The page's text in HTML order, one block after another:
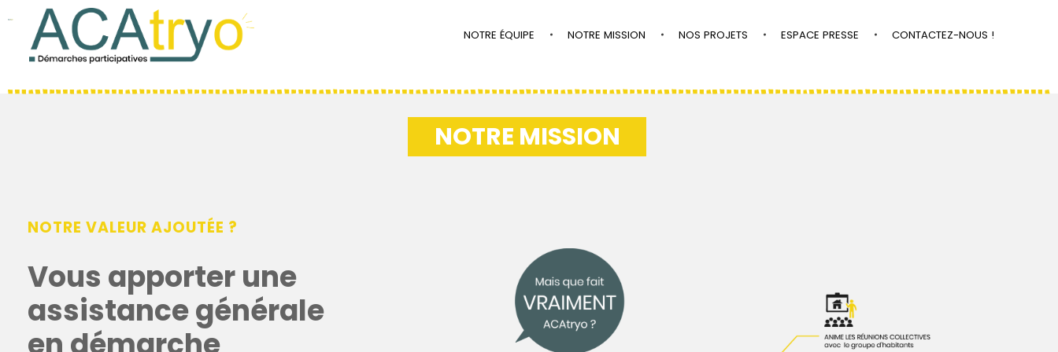
Acatryo NOTRE ÉQUIPE NOTRE MISSION NOS PROJETS ESPACE PRESSE CONTACTEZ-NOUS !
NOTRE MISSION
NOTRE VALEUR AJOUTÉE ?
Vous apporter une
assistance générale